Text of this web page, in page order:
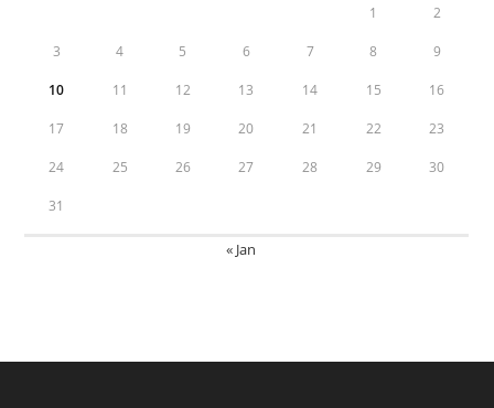
1 2
3 4 5 6 7 8 9
10 11 12 13 14 15 16
17 18 19 20 21 22 23
24 25 26 27 28 29 30
31
« Jan